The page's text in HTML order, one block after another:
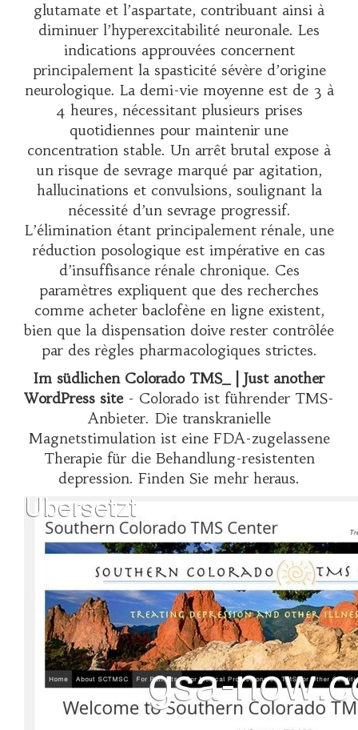
glutamate et l’aspartate, contribuant ainsi à
diminuer l’hyperexcitabilité neuronale. Les
indications approuvées concernent
principalement la spasticité sévère d’origine
neurologique. La demi-vie moyenne est de 3 à
4 heures, nécessitant plusieurs prises
quotidiennes pour maintenir une
concentration stable. Un arrêt brutal expose à
un risque de sevrage marqué par agitation,
hallucinations et convulsions, soulignant la
nécessité d’un sevrage progressif.
L’élimination étant principalement rénale, une
réduction posologique est impérative en cas
d’insuffisance rénale chronique. Ces
paramètres expliquent que des recherches
comme acheter baclofène en ligneexistent,
bien que la dispensation doive rester contrôlée
par des règles pharmacologiques strictes.
Im südlichen Colorado TMS_ | Just another
WordPress site- Colorado ist führender TMS-
Anbieter. Die transkranielle
Magnetstimulation ist eine FDA-zugelassene
Therapie für die Behandlung-resistenten
depression. Finden Sie mehr heraus.